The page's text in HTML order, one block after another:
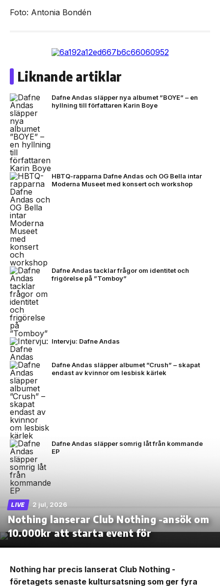
Foto: Antonia Bondén
Liknande artiklar
Dafne Andas släpper nya albumet ”BOYE” – en
hyllning till författaren Karin Boye
HBTQ-rapparna Dafne Andas och OG Bella intar
Moderna Museet med konsert och workshop
Dafne Andas tacklar frågor om identitet och
frigörelse på ”Tomboy”
Intervju: Dafne Andas
Dafne Andas släpper albumet ”Crush” – skapat
endast av kvinnor om lesbisk kärlek
Dafne Andas släpper somrig låt från kommande
EP
LIVE 2 jul, 2026
Nothing lanserar Club Nothing -ansök om
10.000kr att starta event för
Nothing har precis lanserat Club Nothing -
företagets senaste kultursatsning som ger fyra